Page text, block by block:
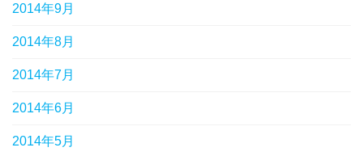
2014年9月
2014年8月
2014年7月
2014年6月
2014年5月